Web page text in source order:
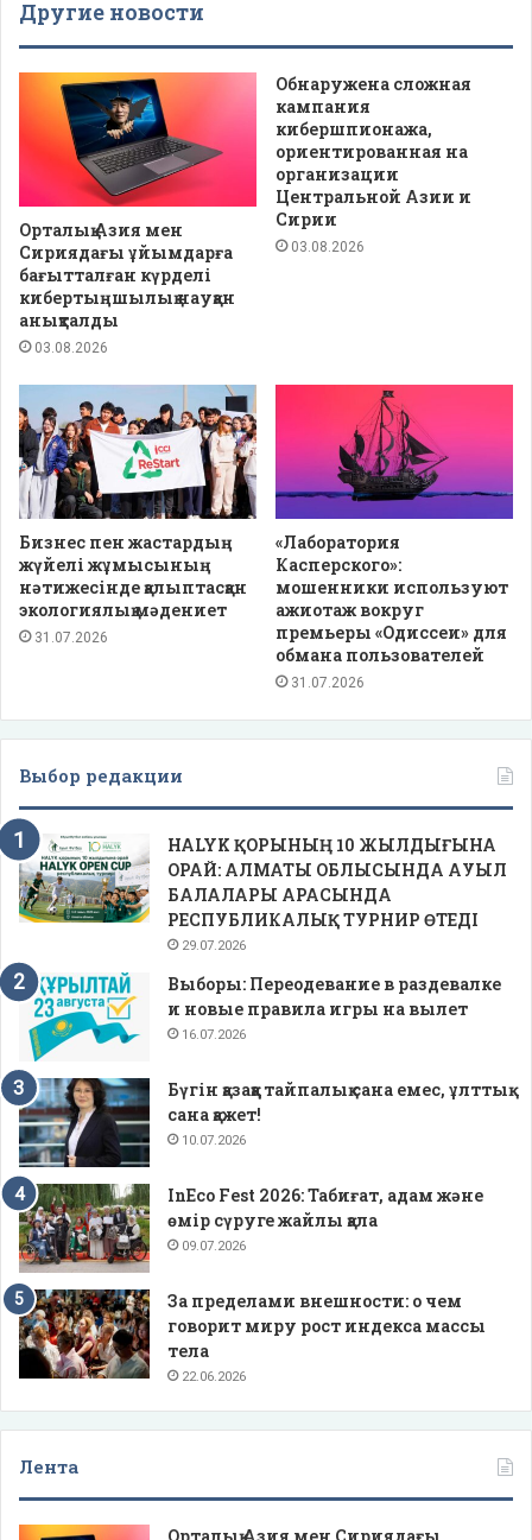
Другие новости
Орталық Азия мен
Сириядағы ұйымдарға
бағытталған күрделі
кибертыңшылық науқан
анықталды
03.08.2026
Обнаружена сложная
кампания
кибершпионажа,
ориентированная на
организации
Центральной Азии и
Сирии
03.08.2026
Бизнес пен жастардың
жүйелі жұмысының
нәтижесінде қалыптасқан
экологиялық мәдениет
31.07.2026
«Лаборатория
Касперского»:
мошенники используют
ажиотаж вокруг
премьеры «Одиссеи» для
обмана пользователей
31.07.2026
Выбор редакции
HALYK ҚОРЫНЫҢ 10 ЖЫЛДЫҒЫНА
ОРАЙ: АЛМАТЫ ОБЛЫСЫНДА АУЫЛ
БАЛАЛАРЫ АРАСЫНДА
РЕСПУБЛИКАЛЫҚ ТУРНИР ӨТЕДІ
29.07.2026
Выборы: Переодевание в раздевалке
и новые правила игры на вылет
16.07.2026
Бүгін қазаққа тайпалық сана емес, ұлттық
сана қажет!
10.07.2026
InEco Fest 2026: Табиғат, адам және
өмір сүруге жайлы қала
09.07.2026
За пределами внешности: о чем
говорит миру рост индекса массы
тела
22.06.2026
Лента